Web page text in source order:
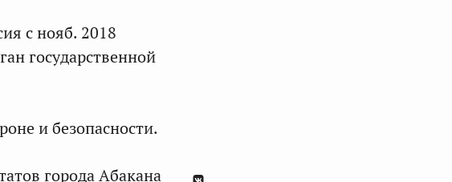
с нояб. 2018
государственной
и безопасности.
города Абакана